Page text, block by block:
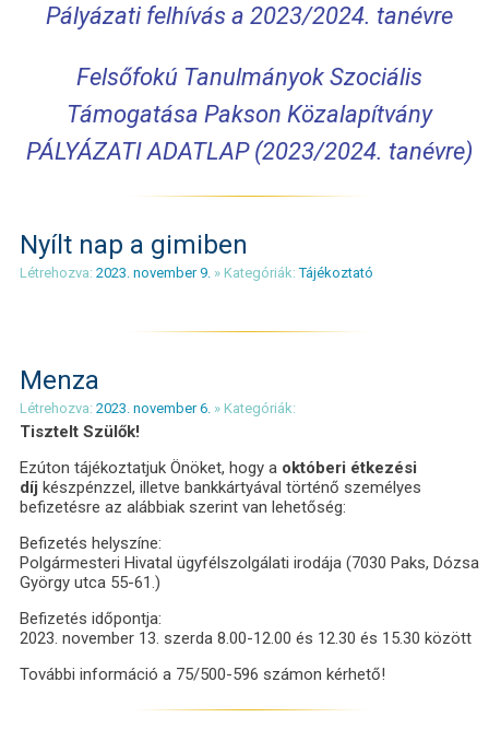
Pályázati felhívás a 2023/2024. tanévre
Felsőfokú Tanulmányok Szociális
Támogatása Pakson Közalapítvány
PÁLYÁZATI ADATLAP (2023/2024. tanévre)
Nyílt nap a gimiben
Létrehozva: 2023. november 9. » Kategóriák:Tájékoztató
Menza
Létrehozva: 2023. november 6. » Kategóriák:
Tisztelt Szülők!
Ezúton tájékoztatjuk Önöket, hogy aoktóberi étkezési
díj készpénzzel, illetve bankkártyával történő személyes
befizetésre az alábbiak szerint van lehetőség:
Befizetés helyszíne:
Polgármesteri Hivatal ügyfélszolgálati irodája (7030 Paks, Dózsa
György utca 55-61.)
Befizetés időpontja:
2023. november 13. szerda 8.00-12.00 és 12.30 és 15.30 között
További információ a 75/500-596 számon kérhető!